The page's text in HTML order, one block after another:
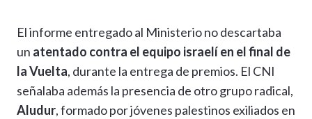
El informe entregado al Ministerio no descartaba
un atentado contra el equipo israelí en el final de
la Vuelta, durante la entrega de premios. El CNI
señalaba además la presencia de otro grupo radical,
Aludur, formado por jóvenes palestinos exiliados en